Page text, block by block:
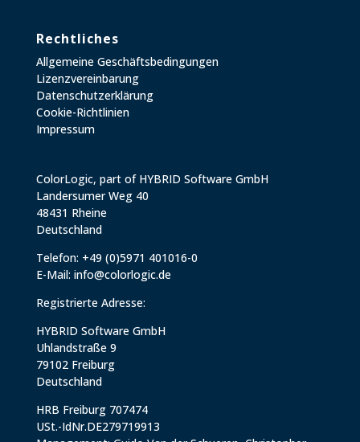
Rechtliches
Allgemeine Geschäftsbedingungen
Lizenzvereinbarung
Datenschutzerklärung
Cookie-Richtlinien
Impressum
ColorLogic, part of HYBRID Software GmbH
Landersumer Weg 40
48431 Rheine
Deutschland
Telefon: +49 (0)5971 401016-0
E-Mail: info@colorlogic.de
Registrierte Adresse:
HYBRID Software GmbH
Uhlandstraße 9
79102 Freiburg
Deutschland
HRB Freiburg 707474
USt.-IdNr.DE279719913